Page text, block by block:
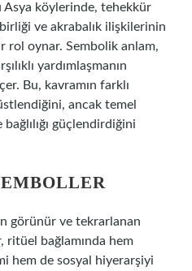
Asya köylerinde, tehekkür
ve akrabalık ilişkilerinin
rol oynar. Sembolik anlam,
yardımlaşmanın
Bu, kavramın farklı
ancak temel
bağlılığı güçlendirdiğini
görünür ve tekrarlanan
ritüel bağlamında hem
hem de sosyal hiyerarşiyi